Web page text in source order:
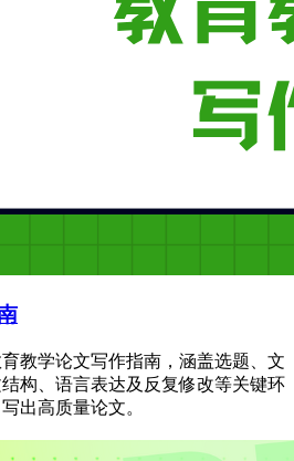
教学论文写作指南，涵盖选题、文
构、语言表达及反复修改等关键环
出高质量论文。